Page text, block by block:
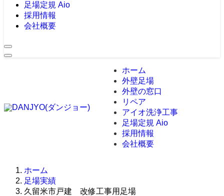
足場定規 Aio
採用情報
会社概要
ホーム
外壁足場
外壁の窓口
リペア
アイオ洗浄工事
足場定規 Aio
採用情報
会社概要
ホーム
足場実績
久留米市戸建 改修工事用足場